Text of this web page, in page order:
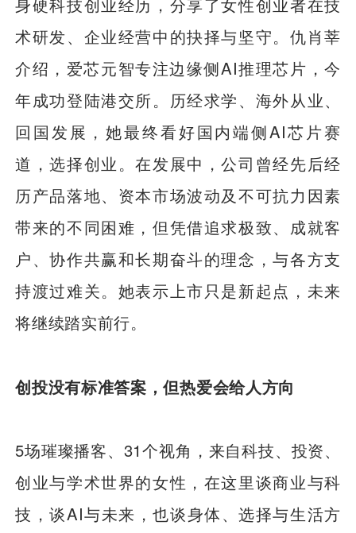
术研发、企业经营中的抉择与坚守。仇肖莘
介绍，爱芯元智专注边缘侧AI推理芯片，今
年成功登陆港交所。历经求学、海外从业、
回国发展，她最终看好国内端侧AI芯片赛
道，选择创业。在发展中，公司曾经先后经
历产品落地、资本市场波动及不可抗力因素
带来的不同困难，但凭借追求极致、成就客
户、协作共赢和长期奋斗的理念，与各方支
持渡过难关。她表示上市只是新起点，未来
将继续踏实前行。
创投没有标准答案，但热爱会给人方向
5场璀璨播客、31个视角，来自科技、投资、
创业与学术世界的女性，在这里谈商业与科
技，谈AI与未来，也谈身体、选择与生活方